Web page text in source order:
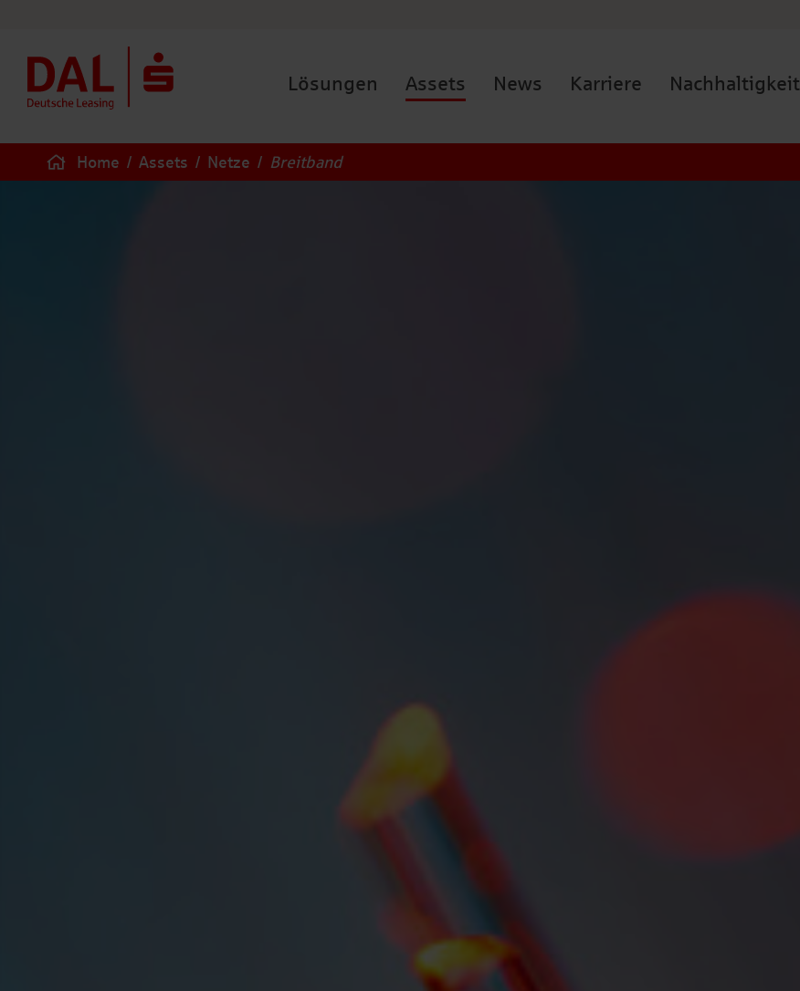
Lösungen Assets News Karriere Nachhaltigkeit
Home / Assets / Netze / Breitband